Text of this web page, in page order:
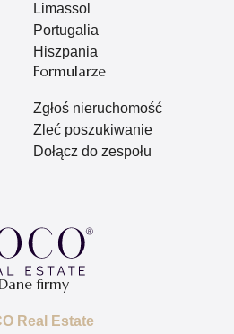
Limassol
Portugalia
Hiszpania
Formularze
Zgłoś nieruchomość
Zleć poszukiwanie
Dołącz do zespołu
firmy
Real Estate